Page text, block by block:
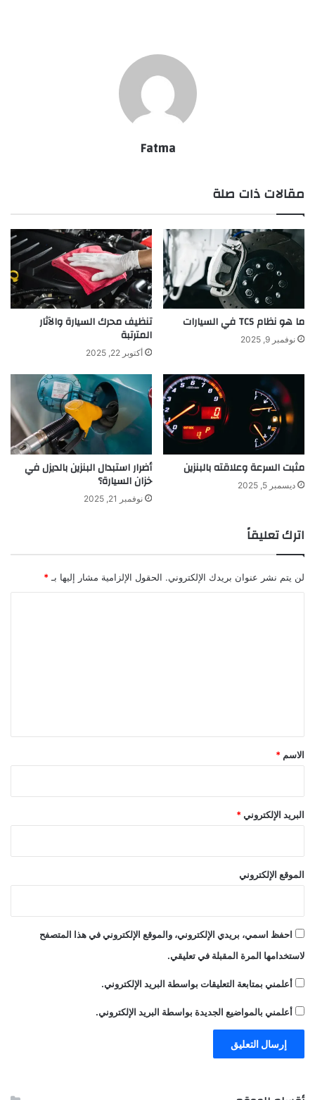
Fatma
مقالات ذات صلة
ما هو نظام TCS في السيارات
نوفمبر 9, 2025
تنظيف محرك السيارة والآثار
المترتبة
أكتوبر 22, 2025
مثبت السرعة وعلاقته بالبنزين
ديسمبر 5, 2025
أضرار استبدال البنزين بالديزل في
خزان السيارة؟
نوفمبر 21, 2025
اترك تعليقاً
لن يتم نشر عنوان بريدك الإلكتروني. الحقول الإلزامية مشار إليها بـ *
*
الاسم *
البريد الإلكتروني *
الموقع الإلكتروني
احفظ اسمي، بريدي الإلكتروني، والموقع الإلكتروني في هذا المتصفح
لاستخدامها المرة المقبلة في تعليقي.
أعلمني بمتابعة التعليقات بواسطة البريد الإلكتروني.
أعلمني بالمواضيع الجديدة بواسطة البريد الإلكتروني.